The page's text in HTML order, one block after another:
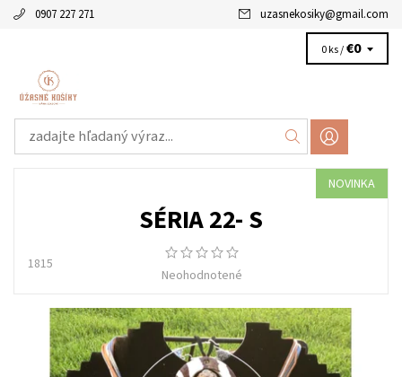
0907 227 271 uzasnekosiky@gmail.com
0 ks /€0
NOVINKA
SÉRIA 22- S
1815
Neohodnotené